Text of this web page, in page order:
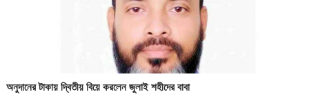
অনুদানের টাকায় দ্বিতীয় বিয়ে করলেন জুলাই শহীদের বাবা